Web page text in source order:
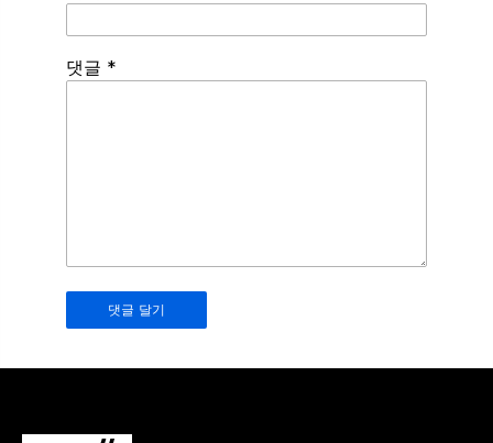
Spamming
should
leave
댓글 *